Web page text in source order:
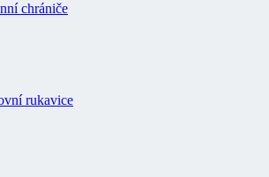
chrániče
rukavice